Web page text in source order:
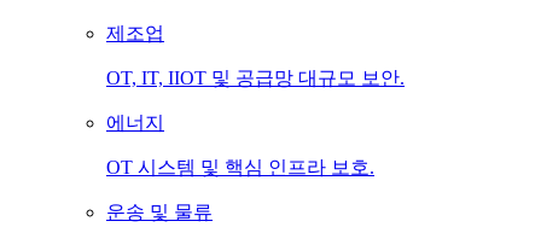
제조업
OT, IT, IIOT 및 공급망 대규모 보안.
에너지
OT 시스템 및 핵심 인프라 보호.
운송 및 물류